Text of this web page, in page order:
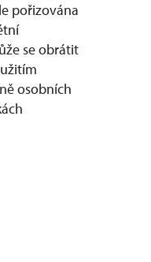
pořizována
se obrátit
osobních